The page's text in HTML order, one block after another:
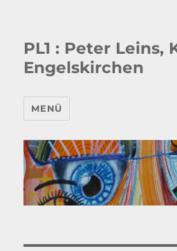
PL1 : Peter Leins,
Engelskirchen
MENÜ